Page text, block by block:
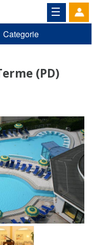
Categorie
(PD)